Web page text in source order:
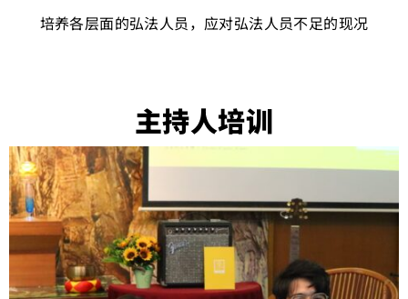
培养各层面的弘法人员，应对弘法人员不足的现况
主持人培训​